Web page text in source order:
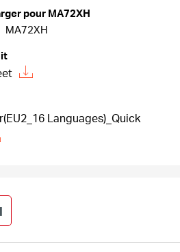
pour MA72XH
MA72XH
Languages)_Quick